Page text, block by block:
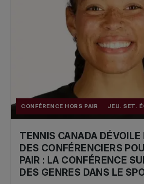
CONFÉRENCE HORS PAIR JEU. SET.
TENNIS CANADA DÉVOILE
DES CONFÉRENCIERS
PAIR : LA CONFÉRENCE
DES GENRES DANS LE